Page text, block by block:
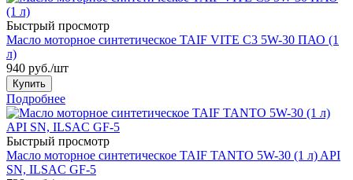
Быстрый просмотр
Масло моторное синтетическое TAIF VITE C3 5W-30 ПАО (1
л)
940 руб./шт
Купить
Подробнее
Быстрый просмотр
Масло моторное синтетическое TAIF TANTO 5W-30 (1 л) API
SN, ILSAC GF-5